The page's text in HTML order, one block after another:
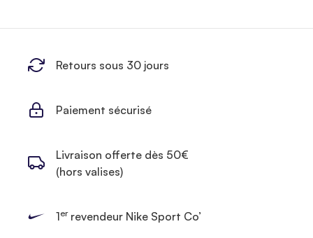
Retours sous 30 jours
Paiement sécurisé
Livraison offerte dès 50€
(hors valises)
1errevendeur Nike Sport Co’